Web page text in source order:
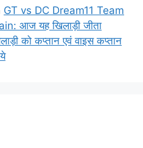
GT vs DC Dream11 Team
आज यह खिलाड़ी जीता
को कप्तान एवं वाइस कप्तान